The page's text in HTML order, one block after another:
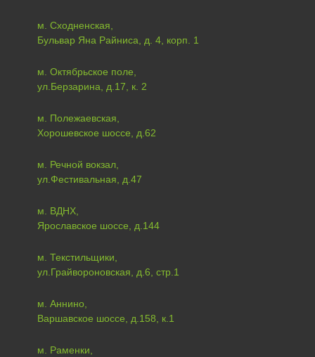
м. Сходненская,
Бульвар Яна Райниса, д. 4, корп. 1
м. Октябрьское поле,
ул.Берзарина, д.17, к. 2
м. Полежаевская,
Хорошевское шоссе, д.62
м. Речной вокзал,
ул.Фестивальная, д.47
м. ВДНХ,
Ярославское шоссе, д.144
м. Текстильщики,
ул.Грайвороновская, д.6, стр.1
м. Аннино,
Варшавское шоссе, д.158, к.1
м. Раменки,